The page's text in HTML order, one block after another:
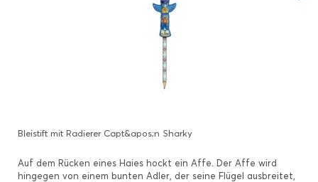
Bleistift mit Radierer Capt&apos;n Sharky
Auf dem Rücken eines Haies hockt ein Affe. Der Affe wird
hingegen von einem bunten Adler, der seine Flügel ausbreitet,